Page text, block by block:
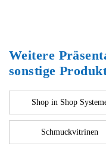
Weitere
sonstige
Shop in Shop
Schmuckvitrinen